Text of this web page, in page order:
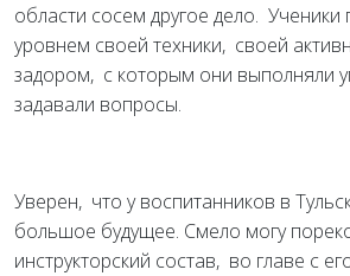
области сосем другое дело. Ученики
уровнем своей техники, своей
задором, с которым они выполняли
задавали вопросы.
Уверен, что у воспитанников в
большое будущее. Смело могу
инструкторский состав, во главе с